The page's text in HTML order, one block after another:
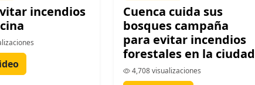
incendios
Cuenca cuida sus
bosques campaña
para evitar incendios
forestales en la ciudad
4,708 visualizaciones